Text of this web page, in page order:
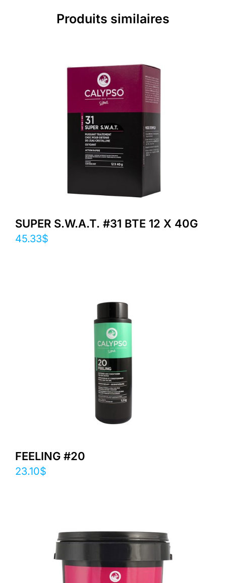
Produits similaires
SUPER S.W.A.T. #31 BTE 12 X 40G
45.33$
FEELING #20
23.10$